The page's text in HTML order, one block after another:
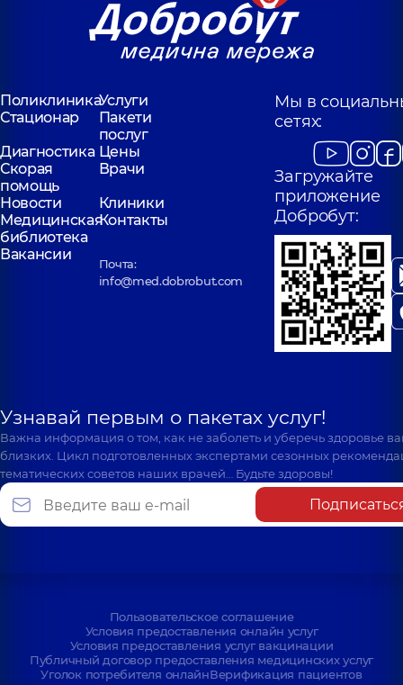
ПоликлиникаУслуги
Стационар
Пакети
послуг
Диагностика Цены
Скорая
помощь
Врачи
Новости
Клиники
Медицинская
библиотека
Контакты
Вакансии
Почта:
info@med.dobrobut.com
Мы в
сетях:
Загружайте
приложение
Добробут:
Узнавай первым о пакетах услуг!
Важна информация о том, как не заболеть и уберечь здоровье
близких. Цикл подготовленных экспертами сезонных
тематических советов наших врачей… Будьте здоровы!
Пользовательское соглашение
Условия предоставления онлайн услуг
Условия предоставления услуг вакцинации
Публичный договор предоставления медицинских услуг
Уголок потребителя онлайнВерификация пациентов